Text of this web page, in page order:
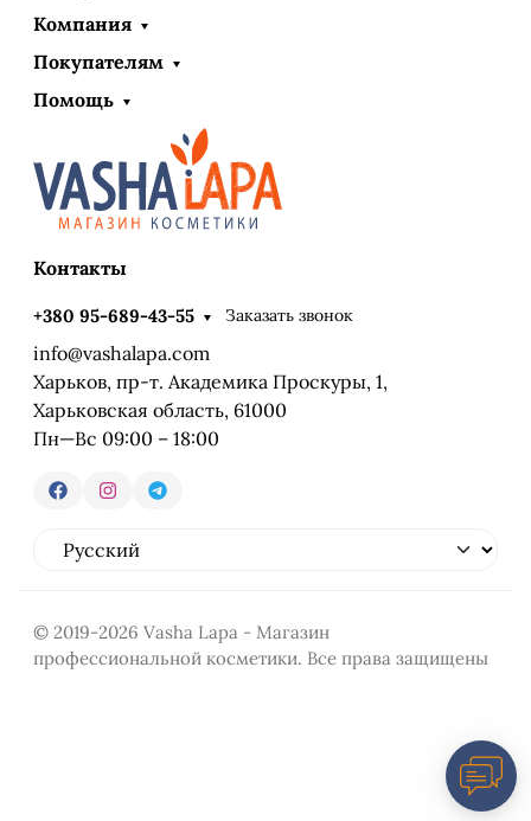
Компания
Покупателям
Помощь
Контакты
+380 95-689-43-55 Заказать звонок
info@vashalapa.com
Харьков, пр-т. Академика Проскуры, 1,
Харьковская область, 61000
Пн—Вс 09:00 – 18:00
© 2019-2026 Vasha Lapa - Магазин
профессиональной косметики. Все права защищены